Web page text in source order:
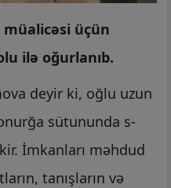
müalicəsi üçün
ilə oğurlanıb.
deyir ki, oğlu uzun
sütununda s-
İmkanları məhdud
tanışların və